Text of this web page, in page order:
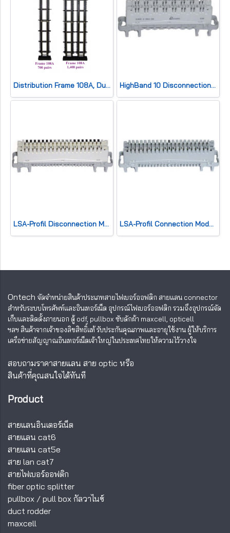
Distribution Frame 108A, Dual for 1,400 pairs Profil Rod Type HighBand 10 Disconnection Module
LSA-Profil Disconnection Module 2/10 LSA-Profil Connection Module 2/10
Ontech จัดจำหน่ายสินค้าประเภทสายไฟเบอร์ออฟติก สายแลน connector
สำหรับระบบโทรศัพท์และอินเทอร์เน็ต อุปกรณ์ไฟเบอร์ออฟติก รวมถึงอุปกรณ์จัด
เก็บและติดตั้งภายนอก ตู้ odf, pullbox ซับดักผ้า maxcell, opticell
ฯลฯ สินค้าจากเจ้าของลิขสิทธิ์แท้ รับประกันคุณภาพและอายุใช้งาน ผู้ให้บริการ
เครือข่ายสัญญาณอินเทอร์เน็ตเจ้าใหญ่ในประเทศไทยให้ความไว้วางใจ
สอบถามราคาสายแลน สาย optic หรือ
สินค้าที่คุณสนใจได้ทันที
Product
สายแลนอินเตอร์เน็ต
สายแลน cat6
สายแลน cat5e
สาย lan cat7
สายไฟเบอร์ออฟติก
fiber optic splitter
pullbox / pull box กัลวาไนซ์
duct rodder
maxcell